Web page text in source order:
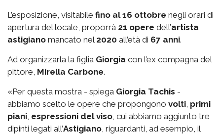
L’esposizione, visitabile fino al 16 ottobre negli orari di
apertura del locale, proporrà 21 opere dell’artista
astigiano mancato nel 2020 all’età di 67 anni.
Ad organizzarla la figlia Giorgia con l’ex compagna del
pittore, Mirella Carbone.
«Per questa mostra - spiega Giorgia Tachis -
abbiamo scelto le opere che propongono volti primi
piani espressioni del viso , cui abbiamo aggiunto tre
dipinti legati all’Astigiano , riguardanti, ad esempio, il